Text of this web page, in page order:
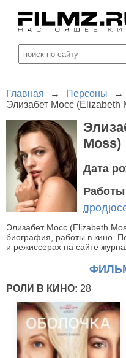
Главная → Персоны
→
Элизабет Мосс (Elizabeth
Moss)
Дата
Элизабет Мосс (Elizabeth
биография, работы в кино.
и режиссерах на сайте
РОЛИ В КИНО: 28